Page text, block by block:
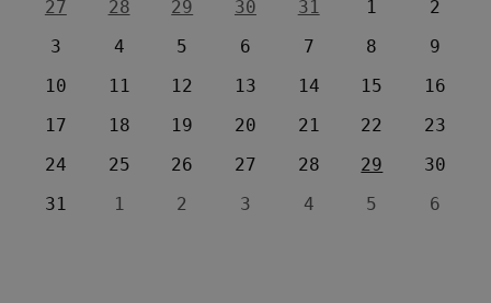
27
28 29 30 31 1
2
3
4 5 6 7 8
9
10
11 12 13 14 15
16
17
18 19 20 21 22
23
24
25 26 27 28 29
30
31
1 2 3 4 5 6